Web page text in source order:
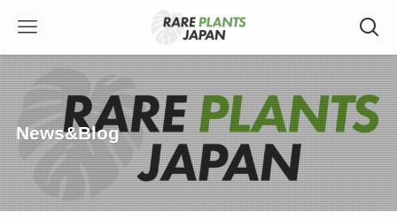
News&Blog